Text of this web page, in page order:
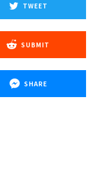
TWEET
SUBMIT
SHARE